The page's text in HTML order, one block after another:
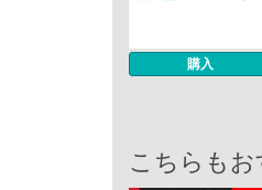
購入
こちらもお